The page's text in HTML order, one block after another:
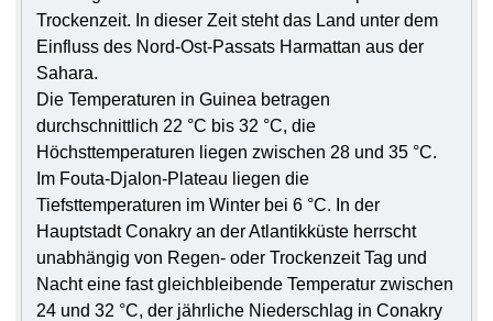
Trockenzeit. In dieser Zeit steht das Land unter dem
Einfluss des Nord-Ost-Passats Harmattan aus der
Sahara.
Die Temperaturen in Guinea betragen
durchschnittlich 22 °C bis 32 °C, die
Höchsttemperaturen liegen zwischen 28 und 35 °C.
Im Fouta-Djalon-Plateau liegen die
Tiefsttemperaturen im Winter bei 6 °C. In der
Hauptstadt Conakry an der Atlantikküste herrscht
unabhängig von Regen- oder Trockenzeit Tag und
Nacht eine fast gleichbleibende Temperatur zwischen
24 und 32 °C, der jährliche Niederschlag in Conakry